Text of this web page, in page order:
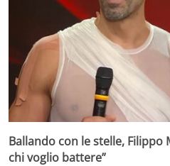
Ballando con le stelle, Filippo
chi voglio battere”